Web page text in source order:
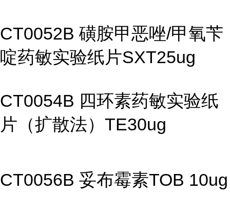
CT0052B 磺胺甲恶唑/甲氧苄
啶药敏实验纸片SXT25ug
CT0054B 四环素药敏实验纸
片（扩散法）TE30ug
CT0056B 妥布霉素TOB 10ug